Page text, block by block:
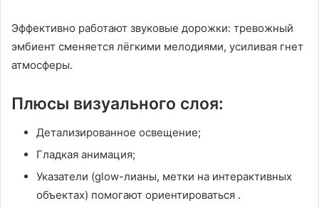
Эффективно работают звуковые дорожки: тревожный
эмбиент сменяется лёгкими мелодиями, усиливая гнет
атмосферы.
Плюсы визуального слоя:
Детализированное освещение;
Гладкая анимация;
Указатели (glow-лианы, метки на интерактивных
объектах) помогают ориентироваться .